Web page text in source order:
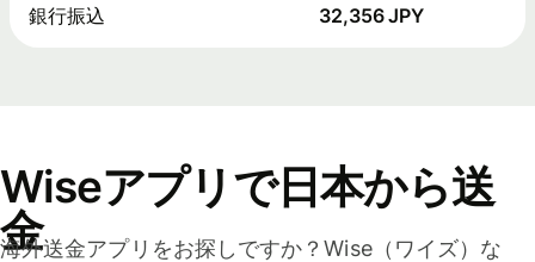
銀行振込 32,356 JPY
Wiseアプリで日本から送
金
海外送金アプリをお探しですか？Wise（ワイズ）な